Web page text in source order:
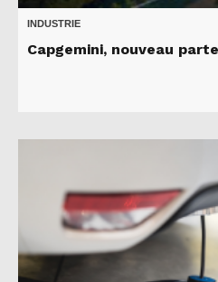
INDUSTRIE
Capgemini, nouveau